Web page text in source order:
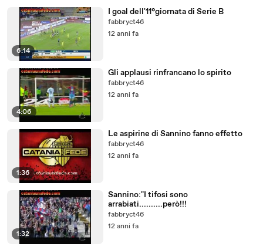
6:14
I goal dell'11°giornata di Serie B
fabbryct46
12 anni fa
4:06
Gli applausi rinfrancano lo spirito
fabbryct46
12 anni fa
1:36
Le aspirine di Sannino fanno effetto
fabbryct46
12 anni fa
1:32
Sannino:"I tifosi sono
arrabiati..........però!!!
fabbryct46
12 anni fa